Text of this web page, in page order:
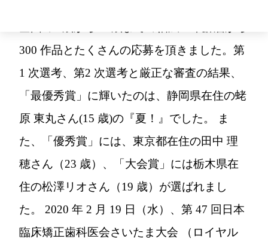
300 作品とたくさんの応募を頂きました。第
1 次選考、第2 次選考と厳正な審査の結果、
「最優秀賞」に輝いたのは、静岡県在住の蛯
原 東丸さん(15 歳)の『夏！』でした。 ま
た、「優秀賞」には、東京都在住の田中 理
穂さん（23 歳）、「大会賞」には栃木県在
住の松澤リオさん（19 歳）が選ばれまし
た。 2020 年 2 月 19 日（水）、第 47 回日本
臨床矯正歯科医会さいたま大会 （ロイヤル